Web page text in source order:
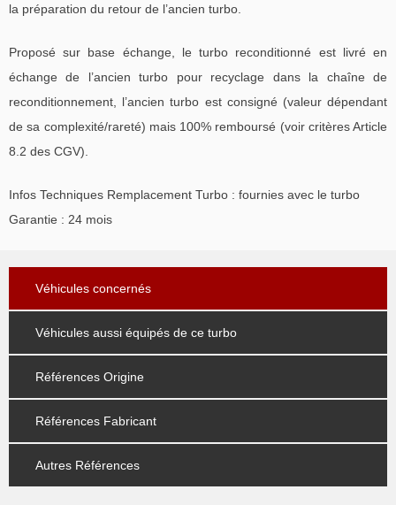
la préparation du retour de l’ancien turbo.
Proposé sur base échange, le turbo reconditionné est livré en
échange de l’ancien turbo pour recyclage dans la chaîne de
reconditionnement, l’ancien turbo est consigné (valeur dépendant
de sa complexité/rareté) mais 100% remboursé (voir critères Article
8.2 des CGV).
Infos Techniques Remplacement Turbo : fournies avec le turbo
Garantie : 24 mois
Véhicules concernés
Véhicules aussi équipés de ce turbo
Références Origine
Références Fabricant
Autres Références